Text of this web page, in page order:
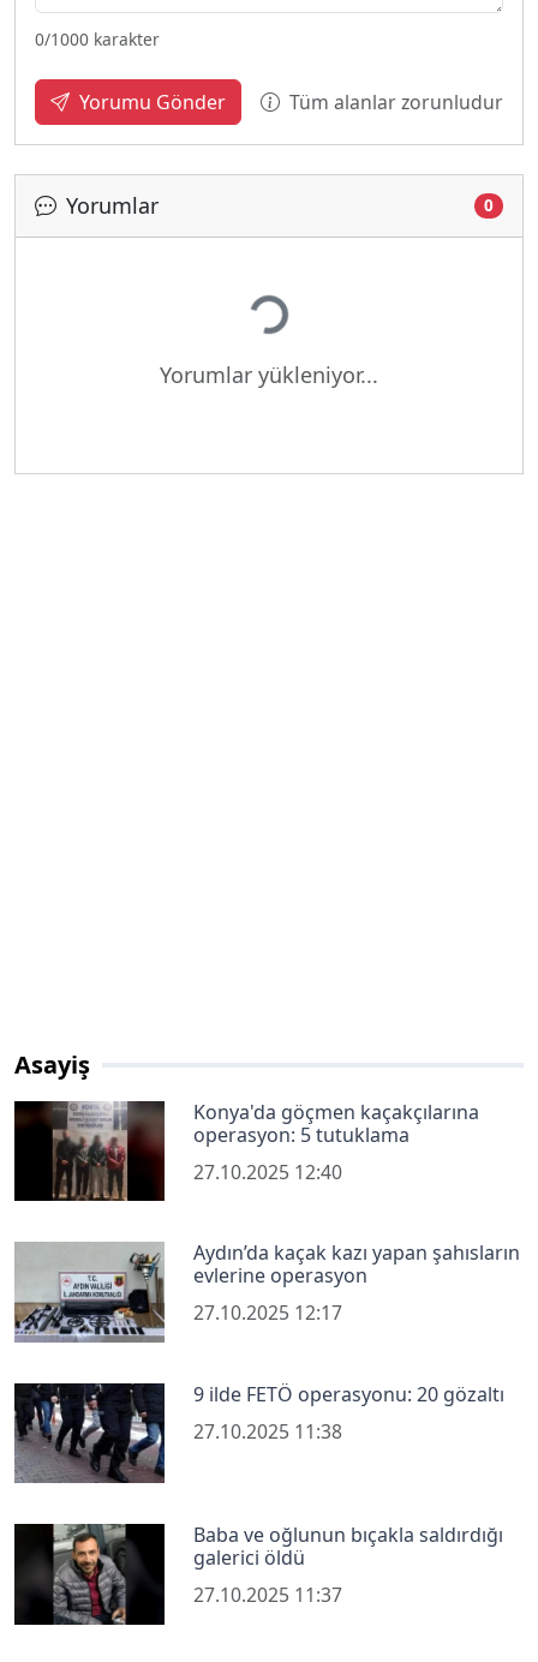
0/1000 karakter
Yorumu Gönder Tüm alanlar zorunludur
Yorumlar 0
Yükleniyor...
Yorumlar yükleniyor...
Asayiş
Konya'da göçmen kaçakçılarına
operasyon: 5 tutuklama
27.10.2025 12:40
Aydın’da kaçak kazı yapan şahısların
evlerine operasyon
27.10.2025 12:17
9 ilde FETÖ operasyonu: 20 gözaltı
27.10.2025 11:38
Baba ve oğlunun bıçakla saldırdığı
galerici öldü
27.10.2025 11:37